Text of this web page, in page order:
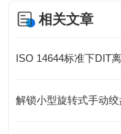
相关文章
ISO 14644标准下DIT